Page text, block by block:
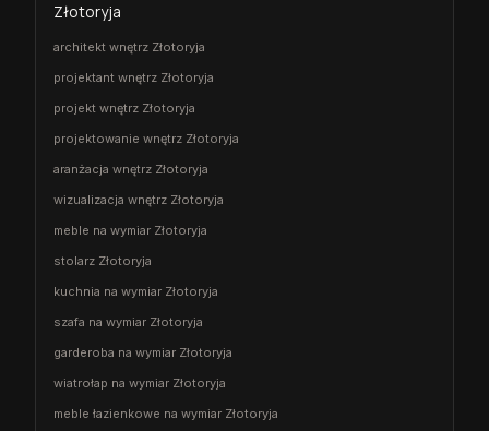
Złotoryja
architekt wnętrz Złotoryja
projektant wnętrz Złotoryja
projekt wnętrz Złotoryja
projektowanie wnętrz Złotoryja
aranżacja wnętrz Złotoryja
wizualizacja wnętrz Złotoryja
meble na wymiar Złotoryja
stolarz Złotoryja
kuchnia na wymiar Złotoryja
szafa na wymiar Złotoryja
garderoba na wymiar Złotoryja
wiatrołap na wymiar Złotoryja
meble łazienkowe na wymiar Złotoryja